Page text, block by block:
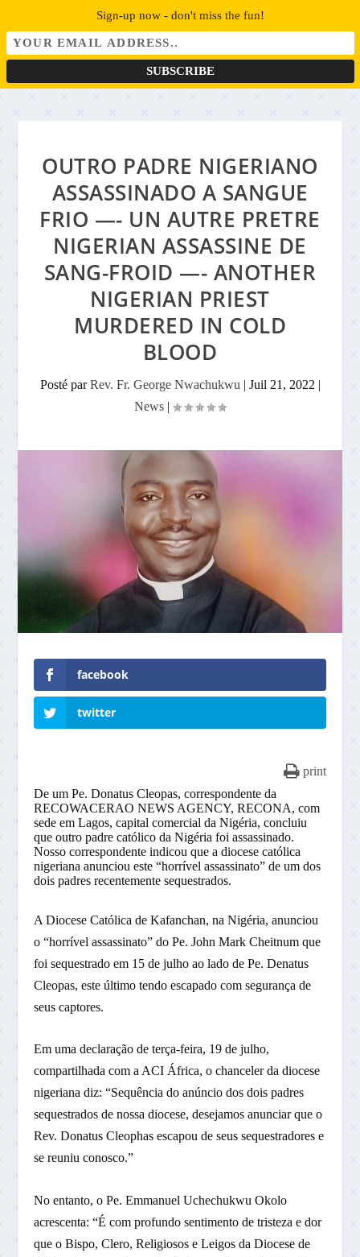
OUTRO PADRE NIGERIANO
ASSASSINADO A SANGUE
FRIO —- UN AUTRE PRETRE
NIGERIAN ASSASSINE DE
SANG-FROID —- ANOTHER
NIGERIAN PRIEST
MURDERED IN COLD
BLOOD
Posté parRev. Fr. George Nwachukwu | Juil 21, 2022 |
News |
facebook
twitter
print
De um Pe. Donatus Cleopas, correspondente da
RECOWACERAO NEWS AGENCY, RECONA, com
sede em Lagos, capital comercial da Nigéria, concluiu
que outro padre católico da Nigéria foi assassinado.
Nosso correspondente indicou que a diocese católica
nigeriana anunciou este “horrível assassinato” de um dos
dois padres recentemente sequestrados.
A Diocese Católica de Kafanchan, na Nigéria, anunciou
o “horrível assassinato” do Pe. John Mark Cheitnum que
foi sequestrado em 15 de julho ao lado de Pe. Denatus
Cleopas, este último tendo escapado com segurança de
seus captores.
Em uma declaração de terça-feira, 19 de julho,
compartilhada com a ACI África, o chanceler da diocese
nigeriana diz: “Sequência do anúncio dos dois padres
sequestrados de nossa diocese, desejamos anunciar que o
Rev. Donatus Cleophas escapou de seus sequestradores e
se reuniu conosco.”
No entanto, o Pe. Emmanuel Uchechukwu Okolo
acrescenta: “É com profundo sentimento de tristeza e dor
que o Bispo, Clero, Religiosos e Leigos da Diocese de
Sign-up now - don't miss the fun!